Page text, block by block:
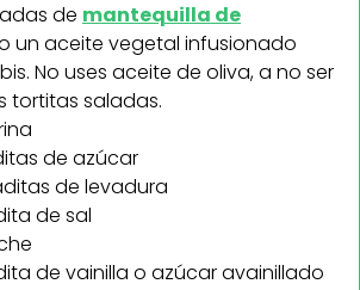
de mantequilla de
un aceite vegetal infusionado
No uses aceite de oliva, a no ser
tortitas saladas.
de azúcar
de levadura
de sal
de vainilla o azúcar avainillado